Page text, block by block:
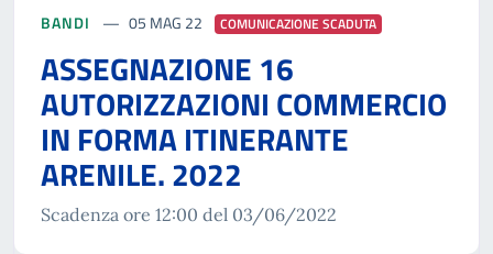
BANDI 05 MAG 22 COMUNICAZIONE SCADUTA
ASSEGNAZIONE 16
AUTORIZZAZIONI COMMERCIO
IN FORMA ITINERANTE
ARENILE. 2022
Scadenza ore 12:00 del 03/06/2022